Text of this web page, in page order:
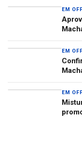
EM OFF
EM OFF
EM OFF